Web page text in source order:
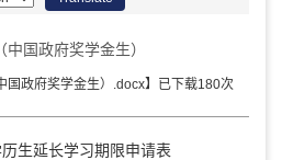
国政府奖学金生）
国政府奖学金生）.docx】已下载180次
生延长学习期限申请表